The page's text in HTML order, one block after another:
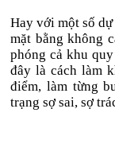
Hay với một số
mặt bằng không
phóng cả khu
đây là cách làm
điểm, làm từng
trạng sợ sai, sợ